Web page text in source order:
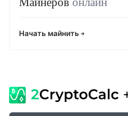
Начать майнить